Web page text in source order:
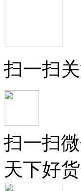
扫一扫
扫一扫
天下好